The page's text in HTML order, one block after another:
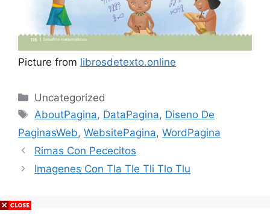
Picture from librosdetexto.online
Categories
Uncategorized
Tags
AboutPagina, DataPagina, Diseno De
PaginasWeb, WebsitePagina, WordPagina
Rimas Con Pececitos
Imagenes Con Tla Tle Tli Tlo Tlu